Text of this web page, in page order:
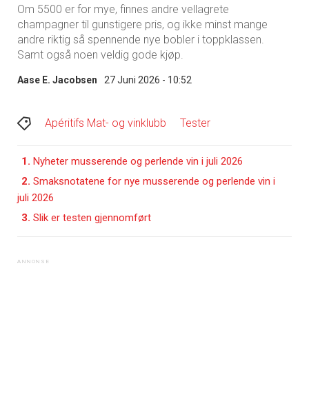
Om 5500 er for mye, finnes andre vellagrete
champagner til gunstigere pris, og ikke minst mange
andre riktig så spennende nye bobler i toppklassen.
Samt også noen veldig gode kjøp.
Aase E. Jacobsen 27 Juni 2026 - 10:52
Apéritifs Mat- og vinklubb Tester
1. Nyheter musserende og perlende vin i juli 2026
2. Smaksnotatene for nye musserende og perlende vin i
juli 2026
3. Slik er testen gjennomført